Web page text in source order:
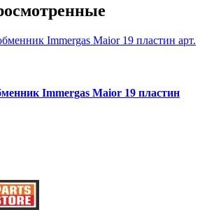
Immergas Maior 19 пластин